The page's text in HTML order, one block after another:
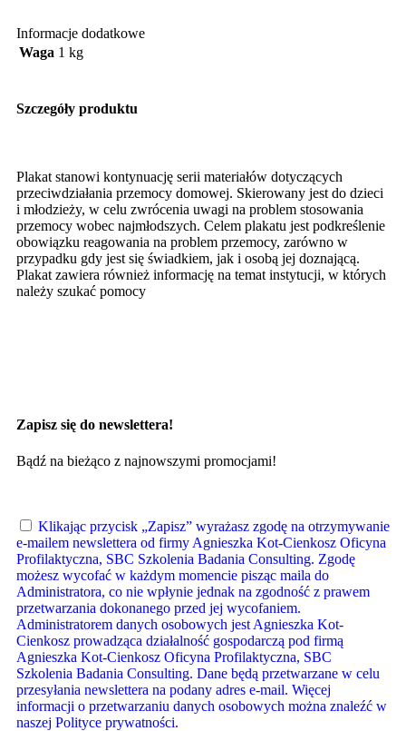
Informacje dodatkowe
Waga 1 kg
Szczegóły produktu
Plakat stanowi kontynuację serii materiałów dotyczących
przeciwdziałania przemocy domowej. Skierowany jest do dzieci
i młodzieży, w celu zwrócenia uwagi na problem stosowania
przemocy wobec najmłodszych. Celem plakatu jest podkreślenie
obowiązku reagowania na problem przemocy, zarówno w
przypadku gdy jest się świadkiem, jak i osobą jej doznającą.
Plakat zawiera również informację na temat instytucji, w których
należy szukać pomocy
Zapisz się do newslettera!
Bądź na bieżąco z najnowszymi promocjami!
Klikając przycisk „Zapisz” wyrażasz zgodę na otrzymywanie
e-mailem newslettera od firmy Agnieszka Kot-Cienkosz Oficyna
Profilaktyczna, SBC Szkolenia Badania Consulting. Zgodę
możesz wycofać w każdym momencie pisząc maila do
Administratora, co nie wpłynie jednak na zgodność z prawem
przetwarzania dokonanego przed jej wycofaniem.
Administratorem danych osobowych jest Agnieszka Kot-
Cienkosz prowadząca działalność gospodarczą pod firmą
Agnieszka Kot-Cienkosz Oficyna Profilaktyczna, SBC
Szkolenia Badania Consulting. Dane będą przetwarzane w celu
przesyłania newslettera na podany adres e-mail. Więcej
informacji o przetwarzaniu danych osobowych można znaleźć w
naszej Polityce prywatności.